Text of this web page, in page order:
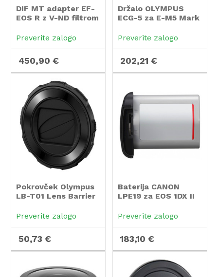
DIF MT adapter EF-
EOS R z V-ND filtrom
Preverite zalogo
450,90 €
Držalo OLYMPUS
ECG-5 za E-M5 Mark
Preverite zalogo
202,21 €
Pokrovček Olympus
LB-T01 Lens Barrier
Preverite zalogo
50,73 €
Baterija CANON
LPE19 za EOS 1DX II
Preverite zalogo
183,10 €